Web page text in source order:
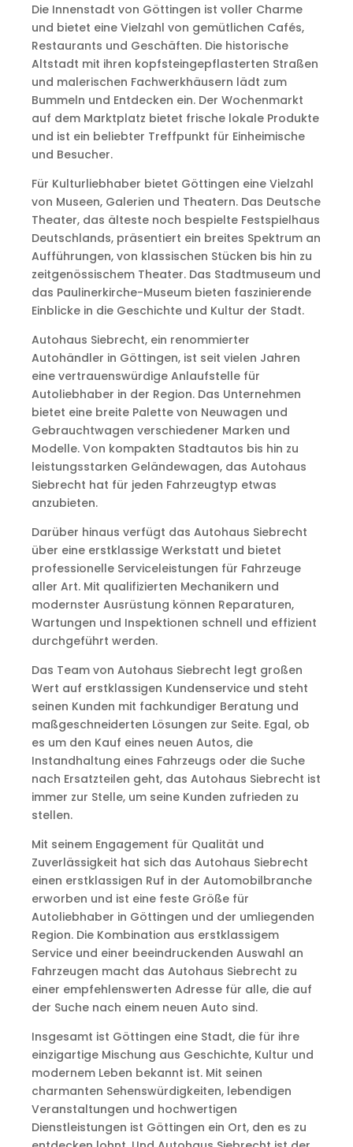
Die Innenstadt von Göttingen ist voller Charme
und bietet eine Vielzahl von gemütlichen Cafés,
Restaurants und Geschäften. Die historische
Altstadt mit ihren kopfsteingepflasterten Straßen
und malerischen Fachwerkhäusern lädt zum
Bummeln und Entdecken ein. Der Wochenmarkt
auf dem Marktplatz bietet frische lokale Produkte
und ist ein beliebter Treffpunkt für Einheimische
und Besucher.
Für Kulturliebhaber bietet Göttingen eine Vielzahl
von Museen, Galerien und Theatern. Das Deutsche
Theater, das älteste noch bespielte Festspielhaus
Deutschlands, präsentiert ein breites Spektrum an
Aufführungen, von klassischen Stücken bis hin zu
zeitgenössischem Theater. Das Stadtmuseum und
das Paulinerkirche-Museum bieten faszinierende
Einblicke in die Geschichte und Kultur der Stadt.
Autohaus Siebrecht, ein renommierter
Autohändler in Göttingen, ist seit vielen Jahren
eine vertrauenswürdige Anlaufstelle für
Autoliebhaber in der Region. Das Unternehmen
bietet eine breite Palette von Neuwagen und
Gebrauchtwagen verschiedener Marken und
Modelle. Von kompakten Stadtautos bis hin zu
leistungsstarken Geländewagen, das Autohaus
Siebrecht hat für jeden Fahrzeugtyp etwas
anzubieten.
Darüber hinaus verfügt das Autohaus Siebrecht
über eine erstklassige Werkstatt und bietet
professionelle Serviceleistungen für Fahrzeuge
aller Art. Mit qualifizierten Mechanikern und
modernster Ausrüstung können Reparaturen,
Wartungen und Inspektionen schnell und effizient
durchgeführt werden.
Das Team von Autohaus Siebrecht legt großen
Wert auf erstklassigen Kundenservice und steht
seinen Kunden mit fachkundiger Beratung und
maßgeschneiderten Lösungen zur Seite. Egal, ob
es um den Kauf eines neuen Autos, die
Instandhaltung eines Fahrzeugs oder die Suche
nach Ersatzteilen geht, das Autohaus Siebrecht ist
immer zur Stelle, um seine Kunden zufrieden zu
stellen.
Mit seinem Engagement für Qualität und
Zuverlässigkeit hat sich das Autohaus Siebrecht
einen erstklassigen Ruf in der Automobilbranche
erworben und ist eine feste Größe für
Autoliebhaber in Göttingen und der umliegenden
Region. Die Kombination aus erstklassigem
Service und einer beeindruckenden Auswahl an
Fahrzeugen macht das Autohaus Siebrecht zu
einer empfehlenswerten Adresse für alle, die auf
der Suche nach einem neuen Auto sind.
Insgesamt ist Göttingen eine Stadt, die für ihre
einzigartige Mischung aus Geschichte, Kultur und
modernem Leben bekannt ist. Mit seinen
charmanten Sehenswürdigkeiten, lebendigen
Veranstaltungen und hochwertigen
Dienstleistungen ist Göttingen ein Ort, den es zu